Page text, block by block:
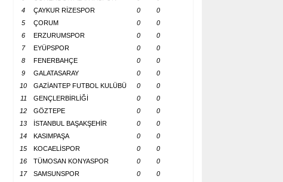
4
ÇAYKUR RİZESPOR 0
0
5
ÇORUM 0
0
6
ERZURUMSPOR 0
0
7
EYÜPSPOR 0
0
8
FENERBAHÇE 0
0
9
GALATASARAY 0
0
10
GAZİANTEP FUTBOL KULÜBÜ 0
0
11
GENÇLERBİRLİĞİ 0
0
12
GÖZTEPE 0
0
13
İSTANBUL BAŞAKŞEHİR 0
0
14
KASIMPAŞA 0
0
15
KOCAELİSPOR 0
0
16
TÜMOSAN KONYASPOR 0
0
17
SAMSUNSPOR 0
0